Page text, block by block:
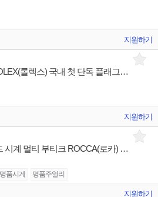
지원하기
[11월 신규오픈] 명품시계 ROLEX(롤렉스) 국내 첫 단독 플래그십 부티크 부점장/판매사원/OP 채용
지원하기
[8월 신규오픈] 명품 하이엔드 시계 멀티 부티크 ROCCA(로카) 청담플래그십 점장/주니어 채용
명품시계 명품주얼리
지원하기